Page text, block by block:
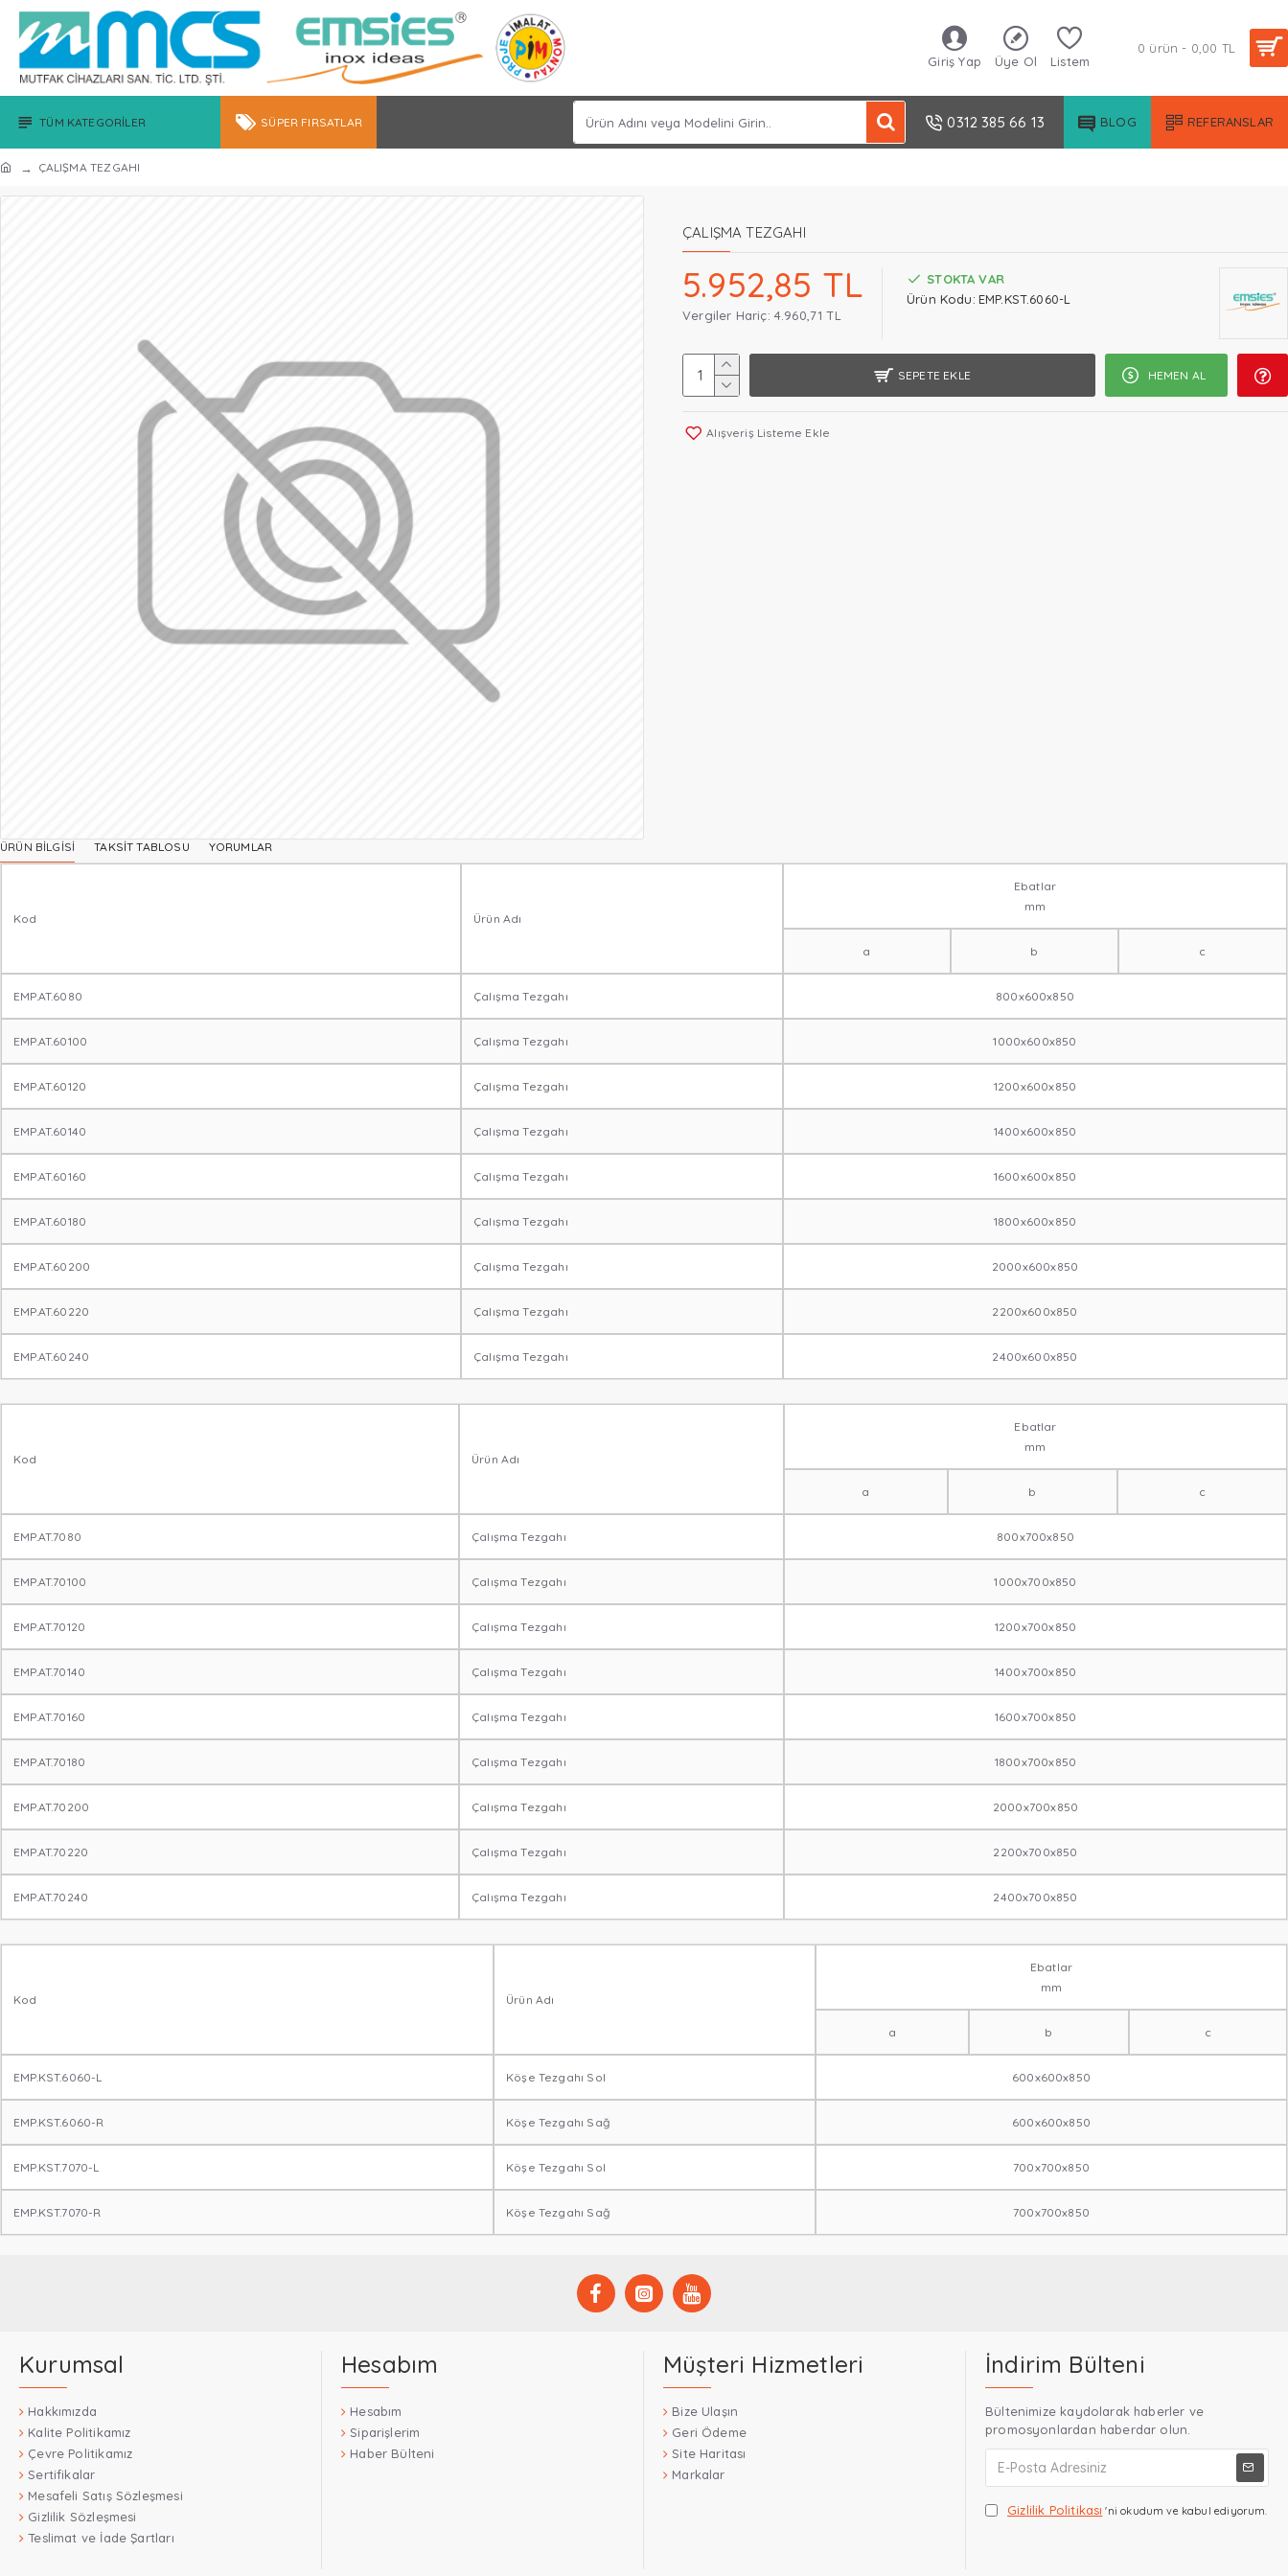
Giriş Yap Üye Ol Listem
0 ürün - 0,00 TL
TÜM KATEGORILER SÜPER FIRSATLAR 0312 385 66 13 BLOG REFERANSLAR
ÇALIŞMA TEZGAHI
ÇALIŞMA TEZGAHI
5.952,85 TL
Vergiler Hariç: 4.960,71 TL
STOKTA VAR
Ürün Kodu: EMP.KST.6060-L
SEPETE EKLE HEMEN AL
Alışveriş Listeme Ekle
ÜRÜN BILGISI TAKSIT TABLOSU YORUMLAR
Kod Ürün Adı
Ebatlar
mm
a b c
EMP.AT.6080 Çalışma Tezgahı 800x600x850
EMP.AT.60100 Çalışma Tezgahı 1000x600x850
EMP.AT.60120 Çalışma Tezgahı 1200x600x850
EMP.AT.60140 Çalışma Tezgahı 1400x600x850
EMP.AT.60160 Çalışma Tezgahı 1600x600x850
EMP.AT.60180 Çalışma Tezgahı 1800x600x850
EMP.AT.60200 Çalışma Tezgahı 2000x600x850
EMP.AT.60220 Çalışma Tezgahı 2200x600x850
EMP.AT.60240 Çalışma Tezgahı 2400x600x850
Kod Ürün Adı
Ebatlar
mm
a b c
EMP.AT.7080 Çalışma Tezgahı 800x700x850
EMP.AT.70100 Çalışma Tezgahı 1000x700x850
EMP.AT.70120 Çalışma Tezgahı 1200x700x850
EMP.AT.70140 Çalışma Tezgahı 1400x700x850
EMP.AT.70160 Çalışma Tezgahı 1600x700x850
EMP.AT.70180 Çalışma Tezgahı 1800x700x850
EMP.AT.70200 Çalışma Tezgahı 2000x700x850
EMP.AT.70220 Çalışma Tezgahı 2200x700x850
EMP.AT.70240 Çalışma Tezgahı 2400x700x850
Kod Ürün Adı
Ebatlar
mm
a b c
EMP.KST.6060-L Köşe Tezgahı Sol 600x600x850
EMP.KST.6060-R Köşe Tezgahı Sağ 600x600x850
EMP.KST.7070-L Köşe Tezgahı Sol 700x700x850
EMP.KST.7070-R Köşe Tezgahı Sağ 700x700x850
Kurumsal
Hakkımızda
Kalite Politikamız
Çevre Politikamız
Sertifikalar
Mesafeli Satış Sözleşmesi
Gizlilik Sözleşmesi
Teslimat ve İade Şartları
Hesabım
Hesabım
Siparişlerim
Haber Bülteni
Müşteri Hizmetleri
Bize Ulaşın
Geri Ödeme
Site Haritası
Markalar
İndirim Bülteni
Bültenimize kaydolarak haberler ve
promosyonlardan haberdar olun.
Gizlilik Politikası 'ni okudum ve kabul ediyorum.